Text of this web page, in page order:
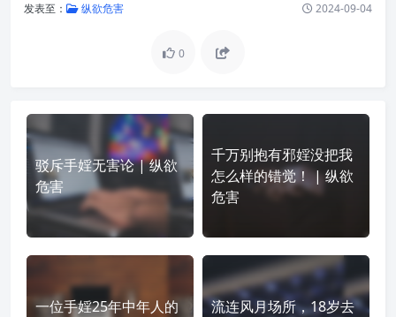
发表至： 纵欲危害 2024-09-04
0
驳斥手婬无害论 | 纵欲
危害
千万别抱有邪婬没把我
怎么样的错觉！ | 纵欲
危害
一位手婬25年中年人的
流连风月场所，18岁去